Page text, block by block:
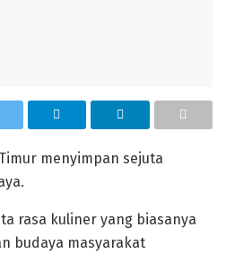
menyimpan sejuta
rasa kuliner yang biasanya
budaya masyarakat